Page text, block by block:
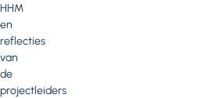
HHM
en
reflecties
van
de
projectleiders